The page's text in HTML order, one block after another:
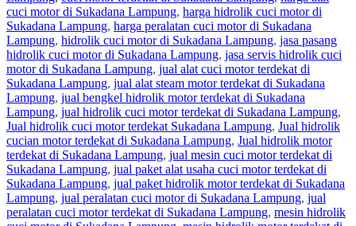
cuci motor di Sukadana Lampung, harga hidrolik cuci motor di
Sukadana Lampung, harga peralatan cuci motor di Sukadana
Lampung, hidrolik cuci motor di Sukadana Lampung, jasa pasang
hidrolik cuci motor di Sukadana Lampung, jasa servis hidrolik cuci
motor di Sukadana Lampung, jual alat cuci motor terdekat di
Sukadana Lampung, jual alat steam motor terdekat di Sukadana
Lampung, jual bengkel hidrolik motor terdekat di Sukadana
Lampung, jual hidrolik cuci motor terdekat di Sukadana Lampung,
Jual hidrolik cuci motor terdekat Sukadana Lampung, Jual hidrolik
cucian motor terdekat di Sukadana Lampung, Jual hidrolik motor
terdekat di Sukadana Lampung, jual mesin cuci motor terdekat di
Sukadana Lampung, jual paket alat usaha cuci motor terdekat di
Sukadana Lampung, jual paket hidrolik motor terdekat di Sukadana
Lampung, jual peralatan cuci motor di Sukadana Lampung, jual
peralatan cuci motor terdekat di Sukadana Lampung, mesin hidrolik